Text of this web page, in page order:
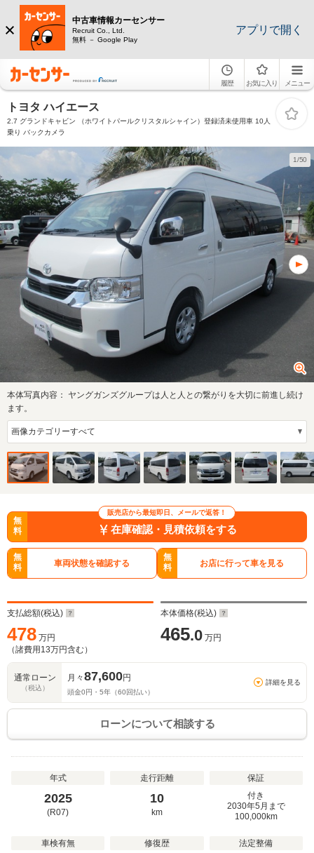
中古車情報カーセンサー
Recruit Co., Ltd.
無料 － Google Play
アプリで開く
履歴 お気に入り メニュー
トヨタ ハイエース
2.7 グランドキャビン （ホワイトパールクリスタルシャイン）登録済未使用車 10人
乗り バックカメラ
1/50
本体写真内容： ヤングガンズグループは人と人との繋がりを大切に前進し続け
ます。
販売店から最短即日、メールで返答！
無
料
在庫確認・見積依頼をする
無
料
車両状態を確認する
無
料
お店に行って車を見る
支払総額(税込)
478 万円
（諸費用 13万円含む）
本体価格(税込)
465.0 万円
通常ローン
（税込）
月々87,600円
頭金0円・ 5年（60 回払い）
詳細を見る
ローンについて相談する
年式
2025
(R07)
走行距離
10
km
保証
付き
2030年5月まで
100,000km
車検有無
修復歴
法定整備